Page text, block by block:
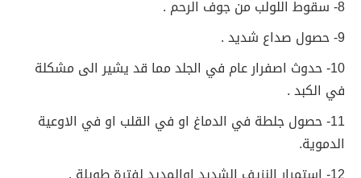
8- سقوط اللولب من جوف الرحم .
9- حصول صداع شديد .
10- حدوث اصفرار عام في الجلد مما قد يشير الى مشكلة
في الكبد .
11- حصول جلطة في الدماغ او في القلب او في الاوعية
الدموية.